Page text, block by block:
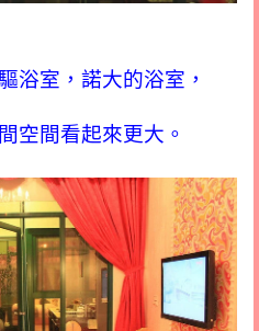
浴室，諾大的浴室，
空間看起來更大。